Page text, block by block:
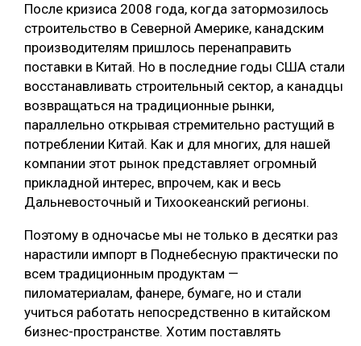
После кризиса 2008 года, когда затормозилось
строительство в Северной Америке, канадским
производителям пришлось перенаправить
поставки в Китай. Но в последние годы США стали
восстанавливать строительный сектор, а канадцы
возвращаться на традиционные рынки,
параллельно открывая стремительно растущий в
потреблении Китай. Как и для многих, для нашей
компании этот рынок представляет огромный
прикладной интерес, впрочем, как и весь
Дальневосточный и Тихоокеанский регионы.
Поэтому в одночасье мы не только в десятки раз
нарастили импорт в Поднебесную практически по
всем традиционным продуктам —
пиломатериалам, фанере, бумаге, но и стали
учиться работать непосредственно в китайском
бизнес-пространстве. Хотим поставлять